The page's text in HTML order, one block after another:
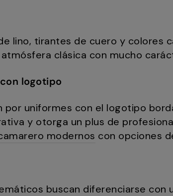
lino, tirantes de cuero y colores
clásica con mucho
logotipo
por uniformes con el logotipo
y otorga un plus de
modernos con opciones
buscan diferenciarse con